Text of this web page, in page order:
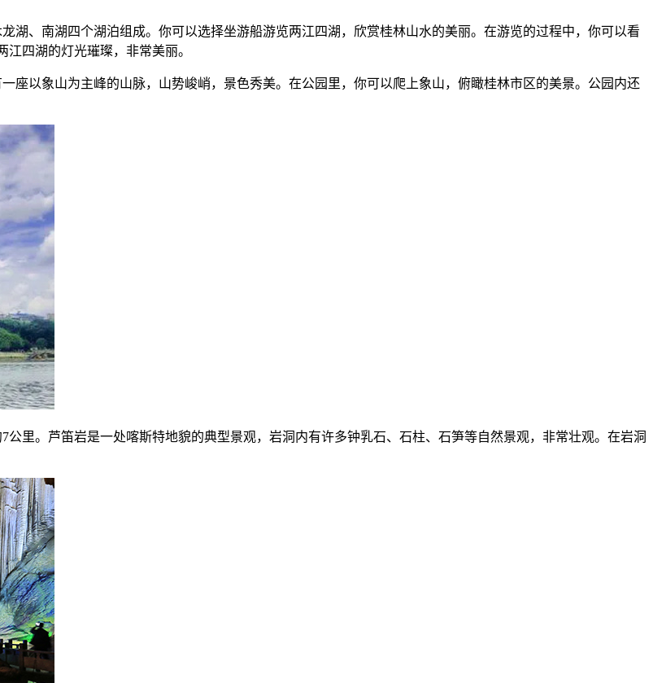
湖、南湖四个湖泊组成。你可以选择坐游船游览两江四湖，欣赏桂林山水的美丽。在游览的过程中，你可以看
四湖的灯光璀璨，非常美丽。
座以象山为主峰的山脉，山势峻峭，景色秀美。在公园里，你可以爬上象山，俯瞰桂林市区的美景。公园内还
里。芦笛岩是一处喀斯特地貌的典型景观，岩洞内有许多钟乳石、石柱、石笋等自然景观，非常壮观。在岩洞